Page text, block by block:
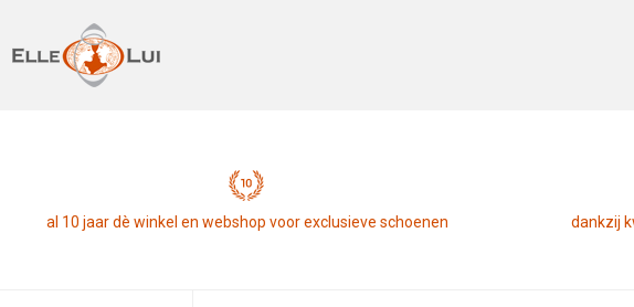
al 10 jaar dè winkel en webshop voor exclusieve schoenen dankzij